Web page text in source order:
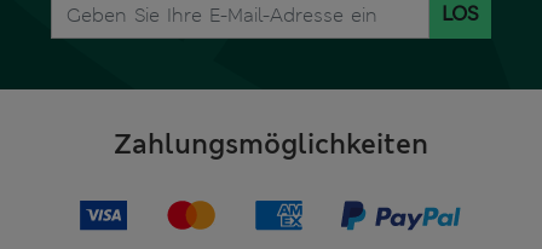
LOS
Zahlungsmöglichkeiten